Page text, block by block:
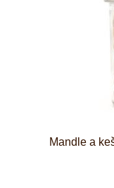
Mandle a